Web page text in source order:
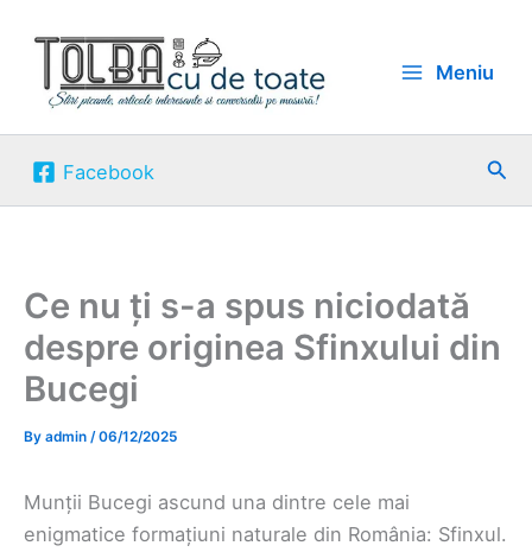
content
Meniu
Facebook
Ce nu ți s-a spus niciodată
despre originea Sfinxului din
Bucegi
By admin /06/12/2025
Munții Bucegi ascund una dintre cele mai
enigmatice formațiuni naturale din România: Sfinxul.